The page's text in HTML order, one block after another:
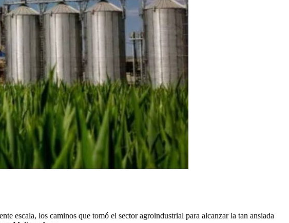
escala, los caminos que tomó el sector agroindustrial para alcanzar la tan ansiada